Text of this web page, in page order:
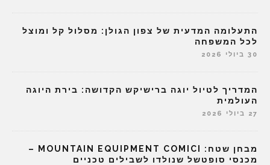
התעלומה המדעית של צפון הגולן: מסלול קל ומוצל
לכל המשפחה
30 ביולי 2026
המדריך לטיול יוגה ברישיקש הקדושה: בירת היוגה
העולמית
27 ביולי 2026
מבחן שטח: MOUNTAIN EQUIPMENT COMICI –
מכנסי סופטשל שנולדו לשבילים טכניים